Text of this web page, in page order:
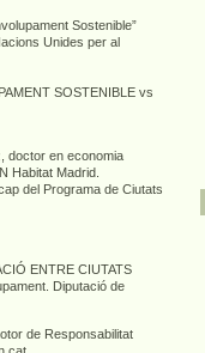
Sostenible”
Unides per al
SOSTENIBLE vs
doctor en economia
Habitat Madrid.
del Programa de Ciutats
ENTRE CIUTATS
Diputació de
de Responsabilitat